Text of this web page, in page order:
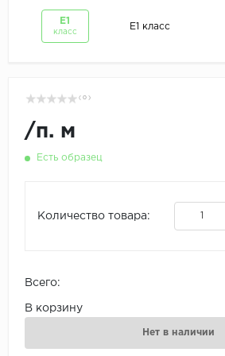
Е1
класс
Е1 класс
( 0 )
/п. м
Есть образец
Количество товара:
Всего:
В корзину
Нет в наличии